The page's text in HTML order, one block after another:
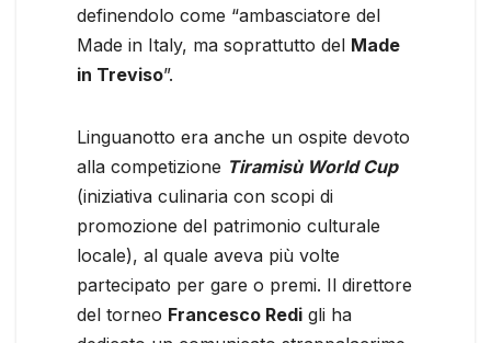
definendolo come “ambasciatore del
Made in Italy, ma soprattutto del Made
in Treviso”.
Linguanotto era anche un ospite devoto
alla competizione Tiramisù World Cup
(iniziativa culinaria con scopi di
promozione del patrimonio culturale
locale), al quale aveva più volte
partecipato per gare o premi. Il direttore
del torneo Francesco Redi gli ha